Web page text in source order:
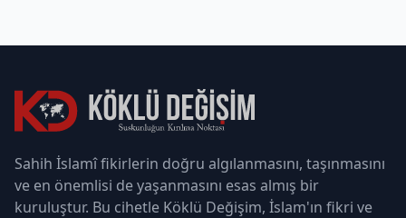
Sahih İslamî fikirlerin doğru algılanmasını, taşınmasını
ve en önemlisi de yaşanmasını esas almış bir
kuruluştur. Bu cihetle Köklü Değişim, İslam'ın fikri ve